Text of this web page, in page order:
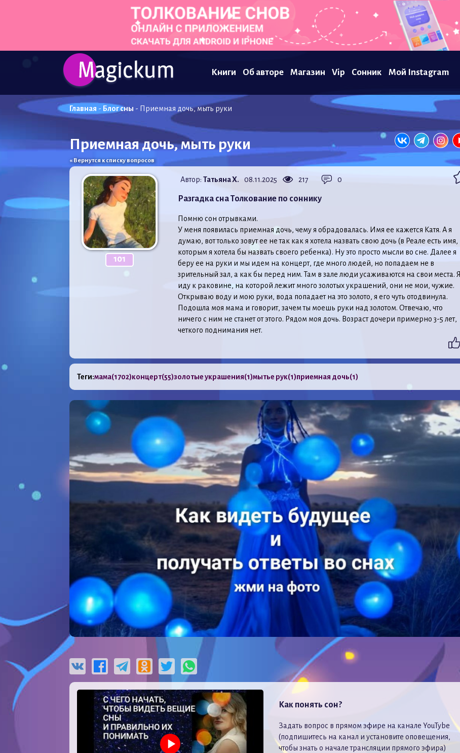
Книги Об авторе Магазин Vip Сонник Мой Instagram
Главная - Блог сны - Приемная дочь, мыть руки
Приемная дочь, мыть руки
« Вернутся к списку вопросов
101
Автор: Татьяна Х. 08.11.2025 217 0
Разгадка сна Толкование по соннику
Помню сон отрывками.
У меня появилась приемная дочь, чему я обрадовалась. Имя ее кажется Катя. А я
думаю, вот только зовут ее не так как я хотела назвать свою дочь (в Реале есть имя,
которым я хотела бы назвать своего ребенка). Ну это просто мысли во сне. Далее я
беру ее на руки и мы идем на концерт, где много людей, но попадаем не в
зрительный зал, а как бы перед ним. Там в зале люди усаживаются на свои места. Я
иду к раковине, на которой лежит много золотых украшений, они не мои, чужие.
Открываю воду и мою руки, вода попадает на это золото, я его чуть отодвинула.
Подошла моя мама и говорит, зачем ты моешь руки над золотом. Отвечаю, что
ничего с ним не станет от этого. Рядом моя дочь. Возраст дочери примерно 3-5 лет,
четкого поднимания нет.
Теги:мама(1702)концерт(55)золотые украшения(1)мытье рук(1)приемная дочь(1)
Как понять сон?
Задать вопрос в прямом эфире на канале YouTybe
(подпишитесь на канал и установите оповещения,
чтобы знать о начале трансляции прямого эфира)